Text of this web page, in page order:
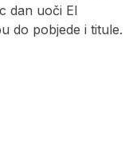
dan uoči El
do pobjede i titule.